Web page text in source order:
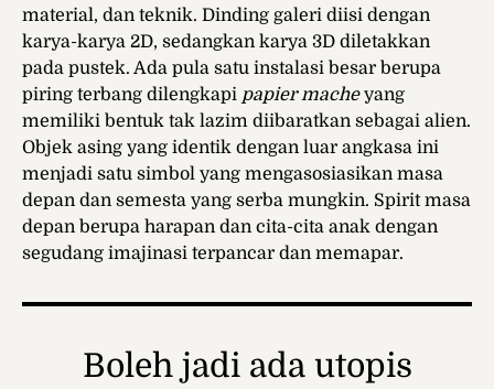
material, dan teknik. Dinding galeri diisi dengan
karya-karya 2D, sedangkan karya 3D diletakkan
pada pustek. Ada pula satu instalasi besar berupa
piring terbang dilengkapi papier macheyang
memiliki bentuk tak lazim diibaratkan sebagai alien.
Objek asing yang identik dengan luar angkasa ini
menjadi satu simbol yang mengasosiasikan masa
depan dan semesta yang serba mungkin. Spirit masa
depan berupa harapan dan cita-cita anak dengan
segudang imajinasi terpancar dan memapar.
Boleh jadi ada utopis